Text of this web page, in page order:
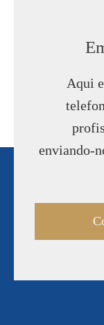
Aqui
enviando-